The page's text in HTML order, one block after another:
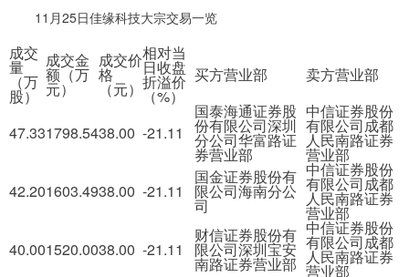
11月25日佳缘科技大宗交易一览
成交
量
（万
股）
成交金
额（万
元）
成交价
格
（元）
相对当
日收盘
折溢价
（%）
买方营业部 卖方营业部
47.331798.5438.00 -21.11
国泰海通证券股
份有限公司深圳
分公司华富路证
券营业部
中信证券股份
有限公司成都
人民南路证券
营业部
42.201603.4938.00 -21.11
国金证券股份有
限公司海南分公
司
中信证券股份
有限公司成都
人民南路证券
营业部
40.001520.0038.00 -21.11
财信证券股份有
限公司深圳宝安
南路证券营业部
中信证券股份
有限公司成都
人民南路证券
营业部